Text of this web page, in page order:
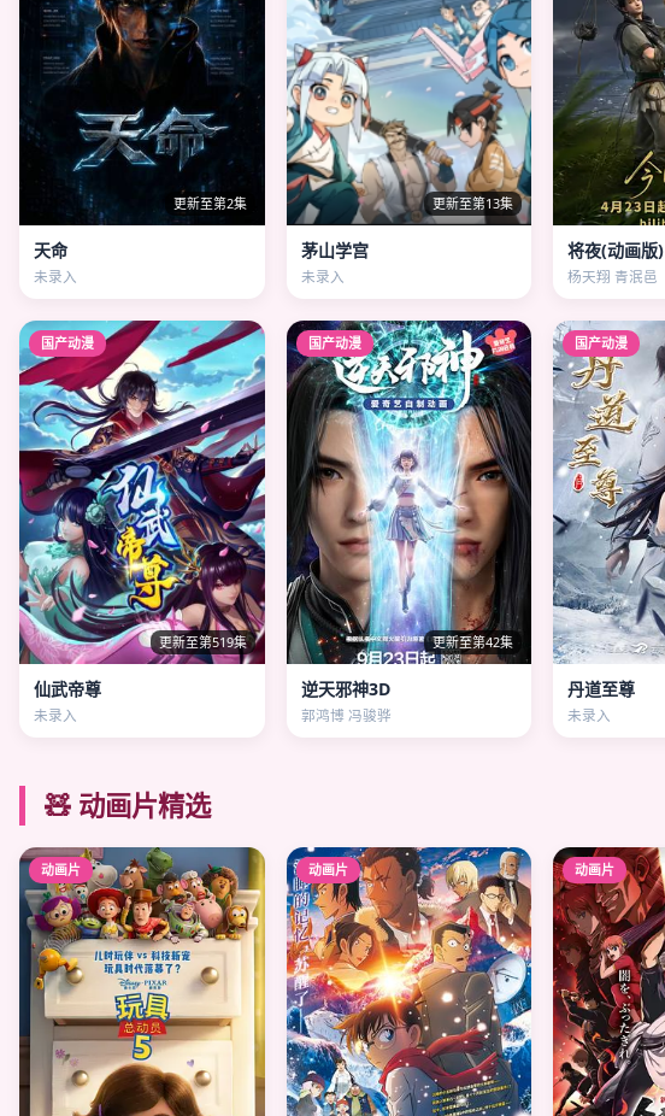
更新至第2集
天命
未录入
更新至第13集
茅山学宫
未录入
将夜(动画版)
杨天翔 青泯邑
国产动漫
更新至第519集
仙武帝尊
未录入
国产动漫
更新至第42集
逆天邪神3D
郭鸿博 冯骏骅
国产动漫
丹道至尊
未录入
🧸 动画片精选
动画片 动画片 动画片